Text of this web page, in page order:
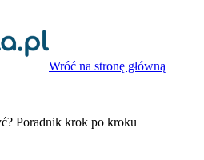
Wróć na stronę główną
Poradnik krok po kroku